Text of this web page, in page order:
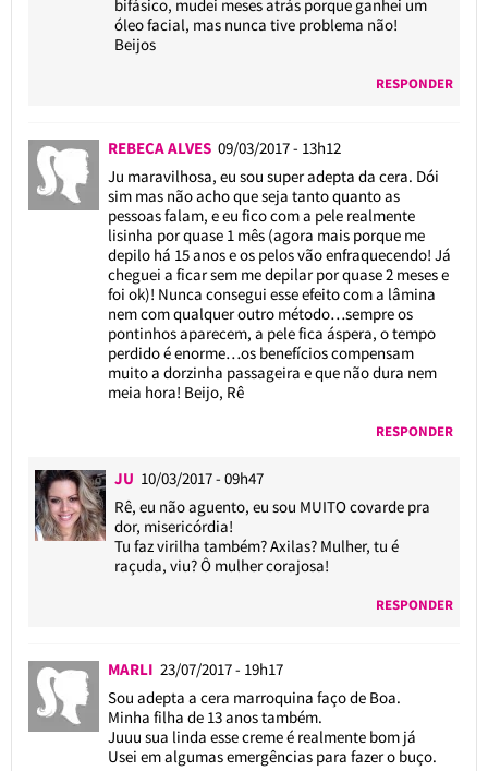
bifásico, mudei meses atrás porque ganhei um
óleo facial, mas nunca tive problema não!
Beijos
RESPONDER
REBECA ALVES 09/03/2017 - 13h12
Ju maravilhosa, eu sou super adepta da cera. Dói
sim mas não acho que seja tanto quanto as
pessoas falam, e eu fico com a pele realmente
lisinha por quase 1 mês (agora mais porque me
depilo há 15 anos e os pelos vão enfraquecendo! Já
cheguei a ficar sem me depilar por quase 2 meses e
foi ok)! Nunca consegui esse efeito com a lâmina
nem com qualquer outro método…sempre os
pontinhos aparecem, a pele fica áspera, o tempo
perdido é enorme…os benefícios compensam
muito a dorzinha passageira e que não dura nem
meia hora! Beijo, Rê
RESPONDER
JU 10/03/2017 - 09h47
Rê, eu não aguento, eu sou MUITO covarde pra
dor, misericórdia!
Tu faz virilha também? Axilas? Mulher, tu é
raçuda, viu? Ô mulher corajosa!
RESPONDER
MARLI 23/07/2017 - 19h17
Sou adepta a cera marroquina faço de Boa.
Minha filha de 13 anos também.
Juuu sua linda esse creme é realmente bom já
Usei em algumas emergências para fazer o buço.